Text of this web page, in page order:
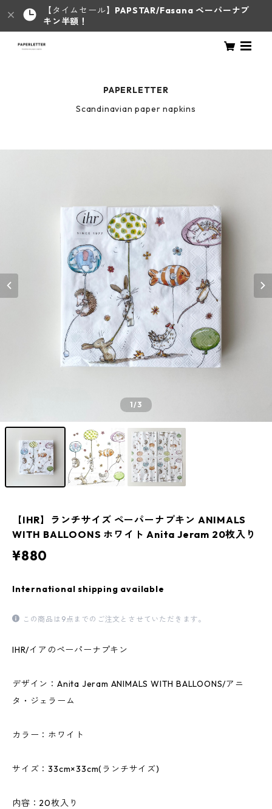
【タイムセール】 PAPSTAR/Fasana ペーパーナプ
キン半額！
PAPERLETTER
Scandinavian paper napkins
1/3
【IHR】ランチサイズ ペーパーナプキン ANIMALS
WITH BALLOONS ホワイト Anita Jeram 20枚入り
¥880
International shipping available
この商品は9点までのご注文とさせていただきます。
IHR/イアのペーパーナプキン
デザイン：Anita Jeram ANIMALS WITH BALLOONS/アニ
タ・ジェラーム
カラー：ホワイト
サイズ：33cm×33cm(ランチサイズ)
内容：20枚入り